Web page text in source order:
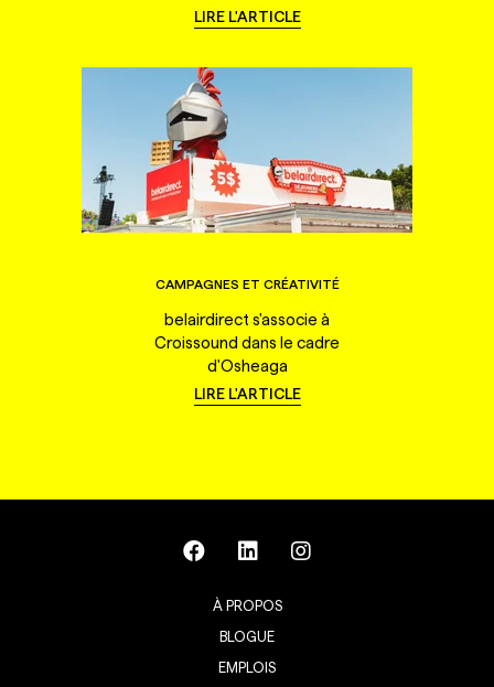
LIRE L'ARTICLE
CAMPAGNES ET CRÉATIVITÉ
belairdirect s'associe à
Croissound dans le cadre
d'Osheaga
LIRE L'ARTICLE
À PROPOS
BLOGUE
EMPLOIS